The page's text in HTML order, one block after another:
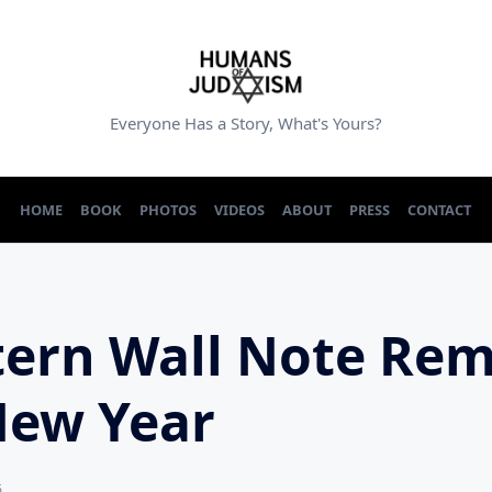
Everyone Has a Story, What's Yours?
HOME BOOK PHOTOS VIDEOS ABOUT PRESS CONTACT
Wall Note
Year